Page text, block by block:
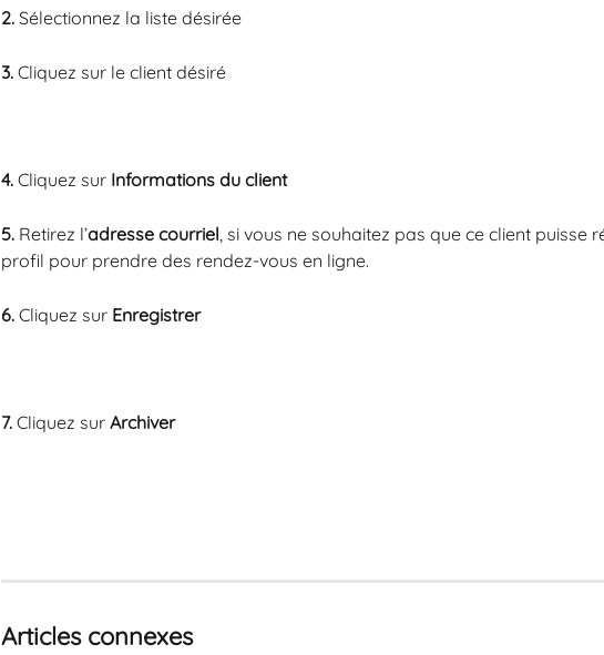
2. Sélectionnez la liste désirée
3. Cliquez sur le client désiré
4. Cliquez sur Informations du client
5. Retirez l’adresse courriel, si vous ne souhaitez pas que ce client puisse
profil pour prendre des rendez-vous en ligne.
6. Cliquez sur Enregistrer
7. Cliquez sur Archiver
Articles connexes